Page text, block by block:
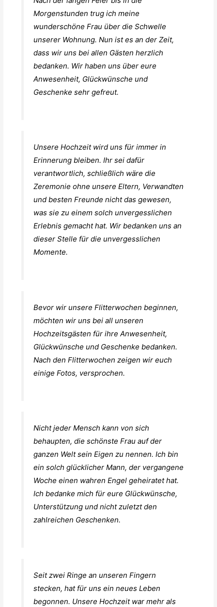
Morgenstunden trug ich meine
wunderschöne Frau über die Schwelle
unserer Wohnung. Nun ist es an der Zeit,
dass wir uns bei allen Gästen herzlich
bedanken. Wir haben uns über eure
Anwesenheit, Glückwünsche und
Geschenke sehr gefreut.
Unsere Hochzeit wird uns für immer in
Erinnerung bleiben. Ihr sei dafür
verantwortlich, schließlich wäre die
Zeremonie ohne unsere Eltern, Verwandten
und besten Freunde nicht das gewesen,
was sie zu einem solch unvergesslichen
Erlebnis gemacht hat. Wir bedanken uns an
dieser Stelle für die unvergesslichen
Momente.
Bevor wir unsere Flitterwochen beginnen,
möchten wir uns bei all unseren
Hochzeitsgästen für ihre Anwesenheit,
Glückwünsche und Geschenke bedanken.
Nach den Flitterwochen zeigen wir euch
einige Fotos, versprochen.
Nicht jeder Mensch kann von sich
behaupten, die schönste Frau auf der
ganzen Welt sein Eigen zu nennen. Ich bin
ein solch glücklicher Mann, der vergangene
Woche einen wahren Engel geheiratet hat.
Ich bedanke mich für eure Glückwünsche,
Unterstützung und nicht zuletzt den
zahlreichen Geschenken.
Seit zwei Ringe an unseren Fingern
stecken, hat für uns ein neues Leben
begonnen. Unsere Hochzeit war mehr als